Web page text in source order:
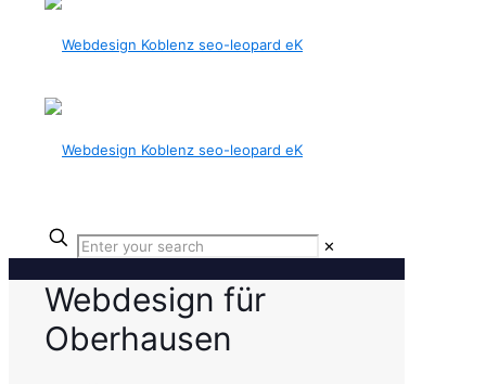
✕
Webdesign für
Oberhausen